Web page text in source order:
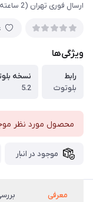
ارسال فوری تهران (2 ساعته) + ارسال رایگان به سراسر کشور
ویژگی‌ها
رابط
بلوتوث
نسخه
5.2
محصول مورد نظر
موجود در انبار
معرفی